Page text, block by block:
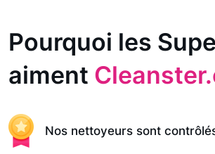
Pourquoi les
aiment
Nos nettoyeurs sont